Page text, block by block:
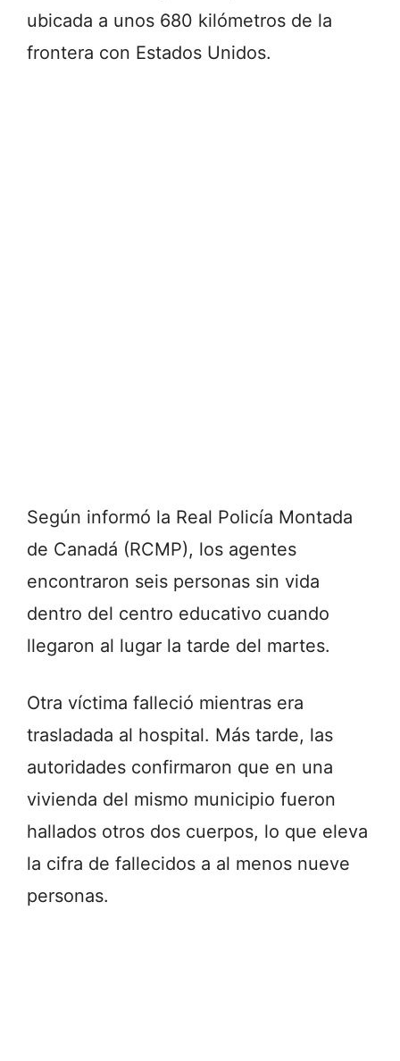
ubicada a unos 680 kilómetros de la
frontera con Estados Unidos.
Según informó la Real Policía Montada
de Canadá (RCMP), los agentes
encontraron seis personas sin vida
dentro del centro educativo cuando
llegaron al lugar la tarde del martes.
Otra víctima falleció mientras era
trasladada al hospital. Más tarde, las
autoridades confirmaron que en una
vivienda del mismo municipio fueron
hallados otros dos cuerpos, lo que eleva
la cifra de fallecidos a al menos nueve
personas.